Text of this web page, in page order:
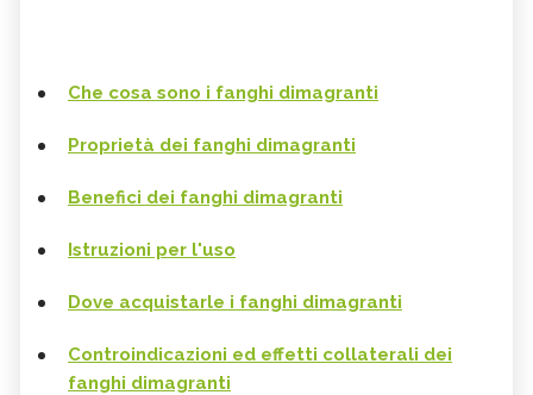
Che cosa sono i fanghi dimagranti
Proprietà dei fanghi dimagranti
Benefici dei fanghi dimagranti
Istruzioni per l'uso
Dove acquistarle i fanghi dimagranti
Controindicazioni ed effetti collaterali dei
fanghi dimagranti